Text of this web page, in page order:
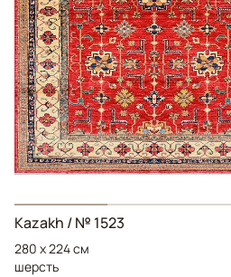
Kazakh / № 1523
280 x 224 см
шерсть